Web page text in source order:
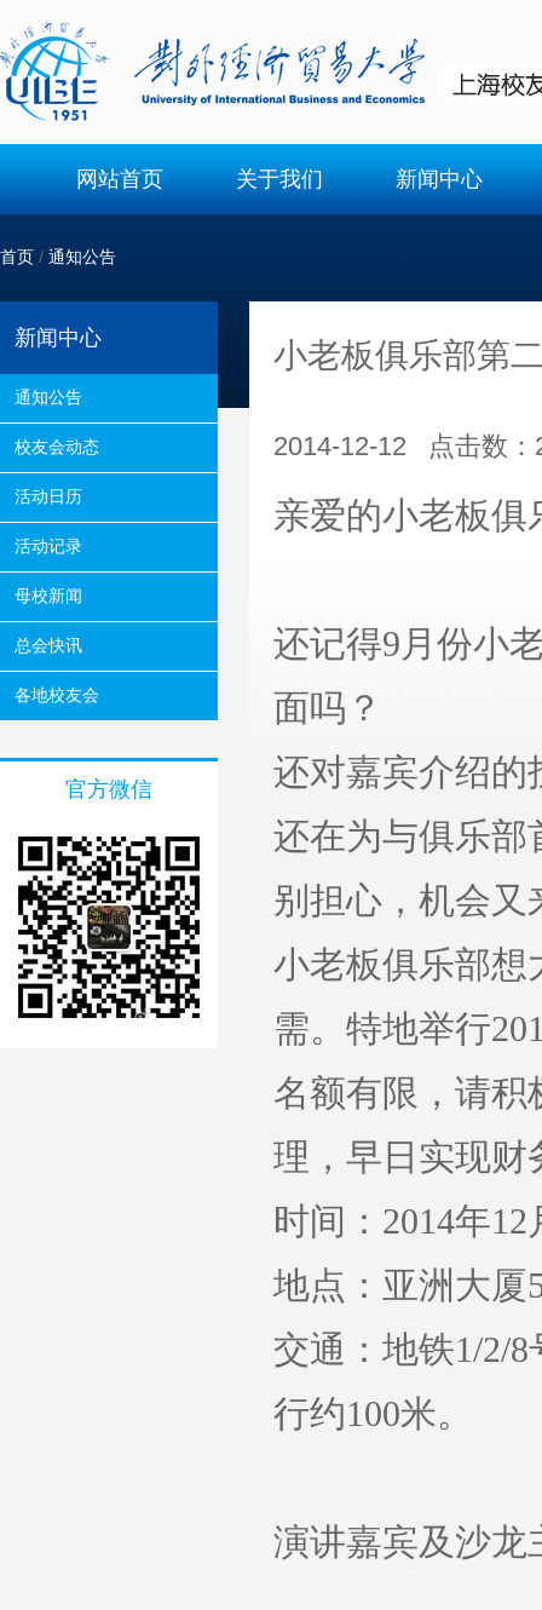
网站首页 关于我们 新闻中心
首页 / 通知公告
新闻中心
通知公告
校友会动态
活动日历
活动记录
母校新闻
总会快讯
各地校友会
官方微信
小老板俱乐部第
2014-12-12 点击数：
亲爱的小老板俱
还记得9月份小
面吗？
还对嘉宾介绍的
还在为与俱乐部
别担心，机会又
小老板俱乐部想
需。特地举行
名额有限，请积
理，早日实现财
时间：2014年
地点：亚洲大厦
交通：地铁1/2/
行约100米。
演讲嘉宾及沙龙